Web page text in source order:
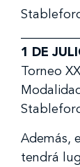
1 DE
Torneo
Además,
tendrá